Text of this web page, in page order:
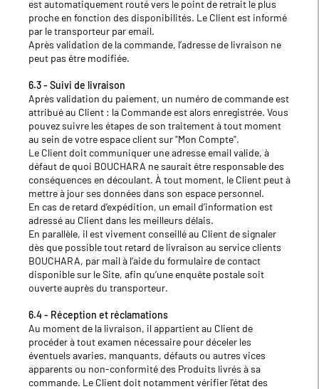
est automatiquement routé vers le point de retrait le plus
proche en fonction des disponibilités. Le Client est informé
par le transporteur par email.
Après validation de la commande, l’adresse de livraison ne
peut pas être modifiée.
6.3 - Suivi de livraison
Après validation du paiement, un numéro de commande est
attribué au Client : la Commande est alors enregistrée. Vous
pouvez suivre les étapes de son traitement à tout moment
au sein de votre espace client sur "Mon Compte".
Le Client doit communiquer une adresse email valide, à
défaut de quoi BOUCHARA ne saurait être responsable des
conséquences en découlant. À tout moment, le Client peut à
mettre à jour ses données dans son espace personnel.
En cas de retard d’expédition, un email d’information est
adressé au Client dans les meilleurs délais.
En parallèle, il est vivement conseillé au Client de signaler
dès que possible tout retard de livraison au service clients
BOUCHARA, par mail à l’aide du formulaire de contact
disponible sur le Site, afin qu’une enquête postale soit
ouverte auprès du transporteur.
6.4 - Réception et réclamations
Au moment de la livraison, il appartient au Client de
procéder à tout examen nécessaire pour déceler les
éventuels avaries, manquants, défauts ou autres vices
apparents ou non-conformité des Produits livrés à sa
commande. Le Client doit notamment vérifier l'état des